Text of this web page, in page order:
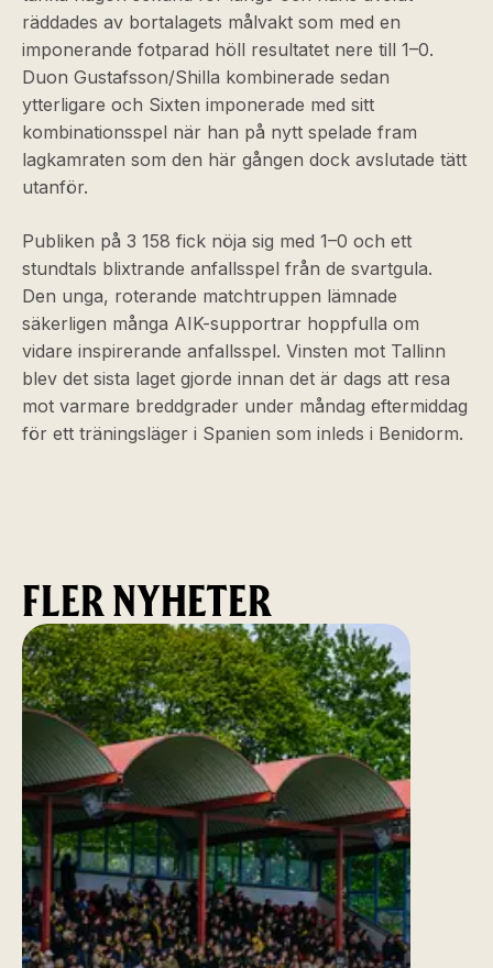
räddades av bortalagets målvakt som med en
imponerande fotparad höll resultatet nere till 1–0.
Duon Gustafsson/Shilla kombinerade sedan
ytterligare och Sixten imponerade med sitt
kombinationsspel när han på nytt spelade fram
lagkamraten som den här gången dock avslutade tätt
utanför.
Publiken på 3 158 fick nöja sig med 1–0 och ett
stundtals blixtrande anfallsspel från de svartgula.
Den unga, roterande matchtruppen lämnade
säkerligen många AIK-supportrar hoppfulla om
vidare inspirerande anfallsspel. Vinsten mot Tallinn
blev det sista laget gjorde innan det är dags att resa
mot varmare breddgrader under måndag eftermiddag
för ett träningsläger i Spanien som inleds i Benidorm.
FLER NYHETER